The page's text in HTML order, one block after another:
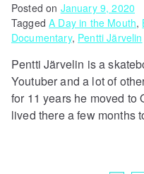
Posted on January 9, 2020
TaggedA Day in the Mouth,
Documentary, Pentti Järvelin
Pentti Järvelin is a
Youtuber and a lot of
for 11 years he moved to
lived there a few months